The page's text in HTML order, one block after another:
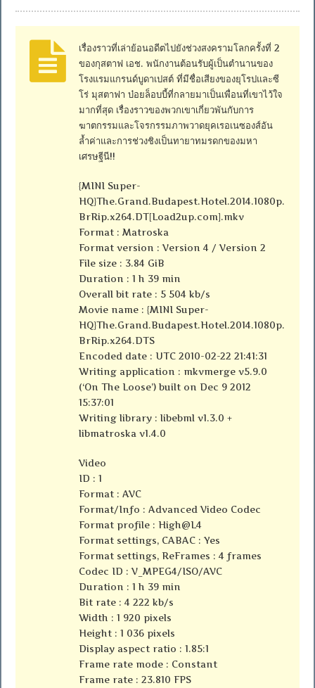
เรื่องราวที่เล่าย้อนอดีตไปยังช่วงสงครามโลกครั้งที่ 2
ของกุสตาฟ เอช. พนักงานต้อนรับผู้เป็นตำนานของ
โรงแรมแกรนด์บูดาเปสต์ ที่มีชื่อเสียงของยุโรปและซี
โร่ มุสตาฟา บ๋อยล็อบบี้ที่กลายมาเป็นเพื่อนที่เขาไว้ใจ
มากที่สุด เรื่องราวของพวกเขาเกี่ยวพันกับการ
ฆาตกรรมและโจรกรรมภาพวาดยุคเรอเนซองส์อัน
ล้ำค่าและการช่วงชิงเป็นทายาทมรดกของมหา
เศรษฐีนี!!
{MINI Super-
HQ}The.Grand.Budapest.Hotel.2014.1080p.
BrRip.x264.DT[Load2up.com].mkv
Format : Matroska
Format version : Version 4 / Version 2
File size : 3.84 GiB
Duration : 1 h 39 min
Overall bit rate : 5 504 kb/s
Movie name : {MINI Super-
HQ}The.Grand.Budapest.Hotel.2014.1080p.
BrRip.x264.DTS
Encoded date : UTC 2010-02-22 21:41:31
Writing application : mkvmerge v5.9.0
(‘On The Loose’) built on Dec 9 2012
15:37:01
Writing library : libebml v1.3.0 +
libmatroska v1.4.0
Video
ID : 1
Format : AVC
Format/Info : Advanced Video Codec
Format profile : High@L4
Format settings, CABAC : Yes
Format settings, ReFrames : 4 frames
Codec ID : V_MPEG4/ISO/AVC
Duration : 1 h 39 min
Bit rate : 4 222 kb/s
Width : 1 920 pixels
Height : 1 036 pixels
Display aspect ratio : 1.85:1
Frame rate mode : Constant
Frame rate : 23.810 FPS